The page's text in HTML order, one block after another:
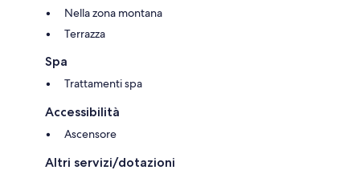
Nella zona montana
Terrazza
Spa
Trattamenti spa
Accessibilità
Ascensore
Altri servizi/dotazioni